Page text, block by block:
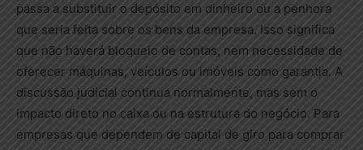
passa a substituir o depósito em dinheiro ou a penhora
que seria feita sobre os bens da empresa. Isso significa
que não haverá bloqueio de contas, nem necessidade de
oferecer máquinas, veículos ou imóveis como garantia. A
discussão judicial continua normalmente, mas sem o
impacto direto no caixa ou na estrutura do negócio. Para
empresas que dependem de capital de giro para comprar